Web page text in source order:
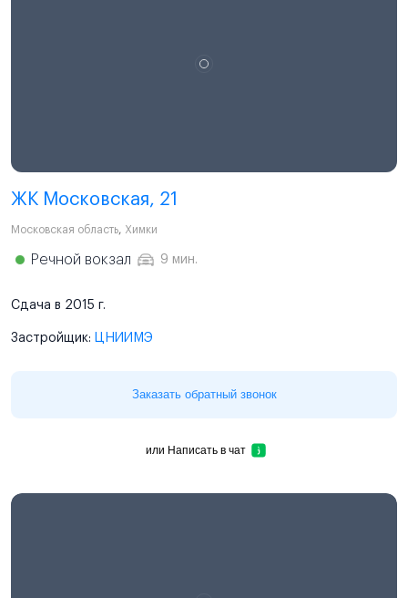
ЖК Московская, 21
Московская область, Химки
Речной вокзал 9 мин.
Сдача в 2015 г.
Застройщик: ЦНИИМЭ
Заказать обратный звонок
или Написать в чат